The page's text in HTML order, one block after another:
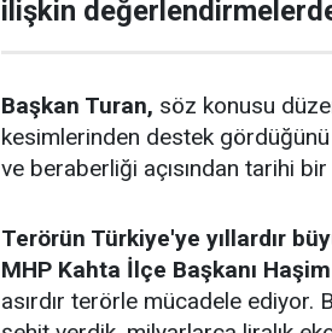
ilişkin
Başkan Turan, söz konusu
kesimlerinden destek
ve beraberliği açısından tarihi
Terörün Türkiye'ye yıllardır
MHP Kahta İlçe Başkanı
asırdır terörle mücadele ediyor.